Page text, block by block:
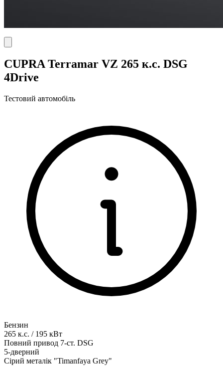
CUPRA Terramar VZ 265 к.с. DSG
4Drive
Тестовий автомобіль
Бензин
265 к.с. / 195 кВт
Повний привод 7-ст. DSG
5-дверний
Сірий металік "Timanfaya Grey"